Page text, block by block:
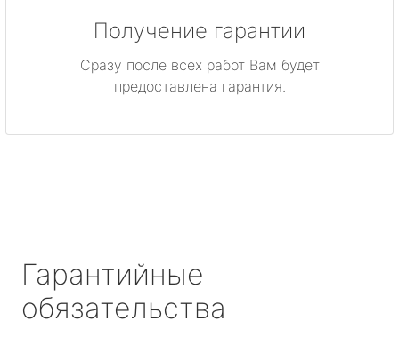
Получение гарантии
Сразу после всех работ Вам будет
предоставлена гарантия.
Гарантийные
обязательства